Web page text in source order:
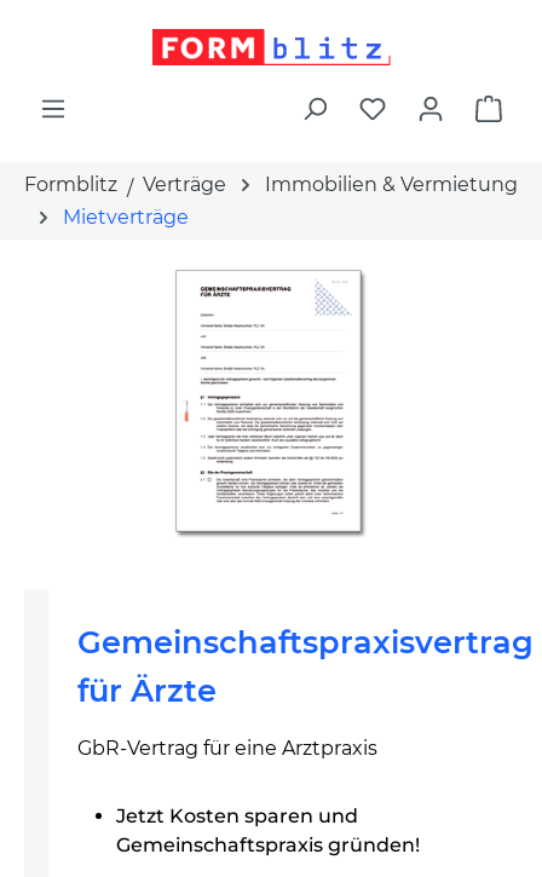
Formblitz Verträge
Immobilien & Vermietung
Mietverträge
Gemeinschaftspraxisvertrag
für Ärzte
GbR-Vertrag für eine Arztpraxis
Jetzt Kosten sparen und
Gemeinschaftspraxis gründen!